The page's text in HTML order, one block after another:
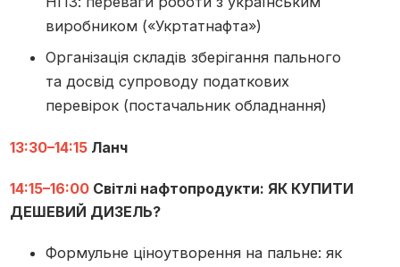
виробником («Укртатнафта»)
Організація складів зберігання пального
та досвід супроводу податкових
перевірок (постачальник обладнання)
13:30–14:15 Ланч
14:15–16:00 Світлі нафтопродукти: ЯК КУПИТИ
ДЕШЕВИЙ ДИЗЕЛЬ?
Формульне ціноутворення на пальне: як